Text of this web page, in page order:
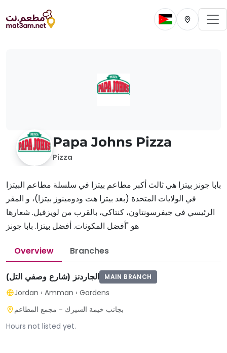
Change current
Change
Papa Johns Pizza
Pizza
بابا جونز بيتزا هي ثالث أكبر مطاعم بيتزا في سلسلة مطاعم البيتزا
في الولايات المتحدة (بعد بيتزا هت ودومينوز بيتزا)، و المقر
الرئيسي في جيفرسونتاون، كنتاكي، بالقرب من لويزفيل. شعارها
هو "أفضل المكونات. أفضل بيتزا. بابا جونز
Overview Branches
الجاردنز (شارع وصفي التل) MAIN BRANCH
Jordan › Amman › Gardens
بجانب خيمة السيرك - مجمع المطاعم
Hours not listed yet.